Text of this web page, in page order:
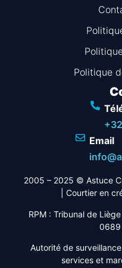
Politique
Email
2005 – 2025 © Astuce
Courtier en
RPM : Tribunal de
Autorité de surveillance
services et